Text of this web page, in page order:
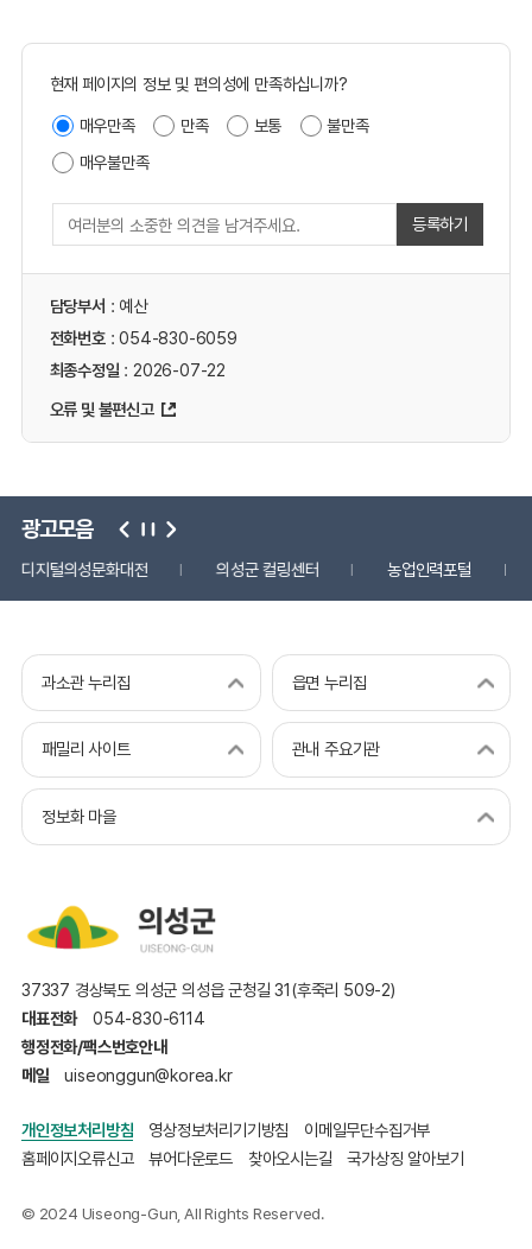
현재 페이지의 정보 및 편의성에 만족하십니까?
매우만족 만족 보통
불만족
매우불만족
등록하기
담당부서 : 예산
전화번호: 054-830-6059
최종수정일 : 2026-07-22
오류 및 불편신고
광고모음
디지털의성문화대전 의성군 컬링센터 농업인력포털
과소관 누리집 읍면 누리집
패밀리 사이트 관내 주요기관
정보화 마을
37337 경상북도 의성군 의성읍 군청길 31(후죽리 509-2)
대표전화
054-830-6114
행정전화/팩스번호안내
메일
uiseonggun@korea.kr
개인정보처리방침 영상정보처리기기방침
이메일무단수집거부
홈페이지오류신고
뷰어다운로드 찾아오시는길 국가상징 알아보기
© 2024 Uiseong-Gun, All Rights Reserved.